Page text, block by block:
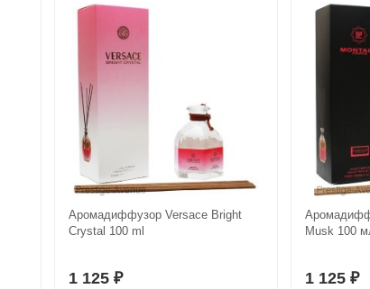
Аромадиффузор Versace Bright
Crystal 100 ml
1 125 ₽
Musk 100
1 125 ₽